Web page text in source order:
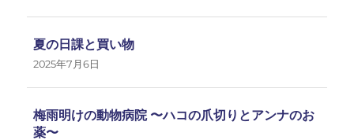
夏の日課と買い物
2025年7月6日
梅雨明けの動物病院 〜ハコの爪切りとアンナのお
薬〜